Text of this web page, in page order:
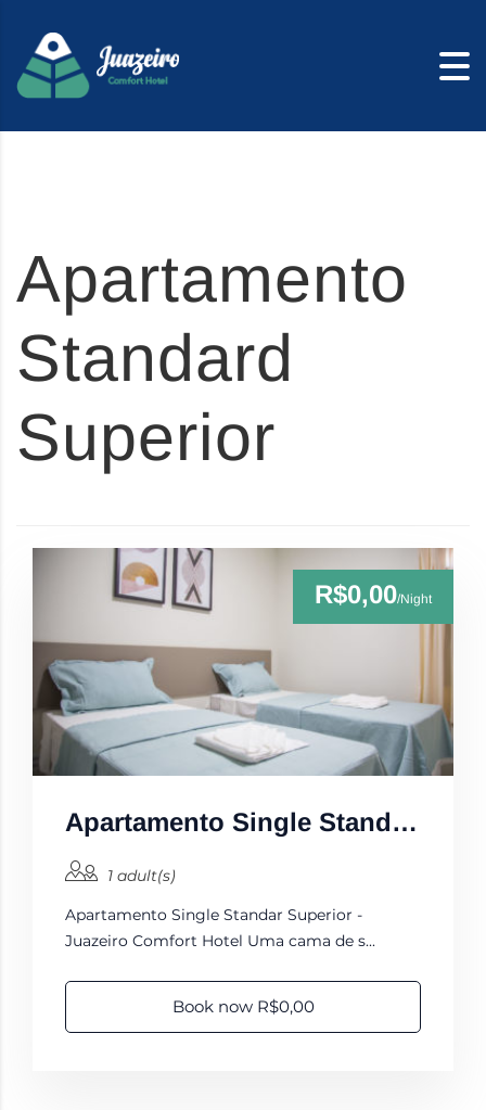
Apartamento
Standard
Superior
R$0,00/Night
Apartamento Single Standard Superior
1 adult(s)
Apartamento Single Standar Superior -
Juazeiro Comfort Hotel Uma cama de s...
Book now R$0,00